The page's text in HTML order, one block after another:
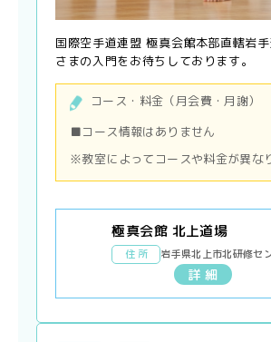
国際空手道連盟 極真会館本部直轄岩
さまの入門をお待ちしております。
コース・料金（月会費・月謝）
■コース情報はありません
※教室によってコースや料金が異な
極真会館 北上道場
住 所 岩手県北上市北研修セ
詳 細